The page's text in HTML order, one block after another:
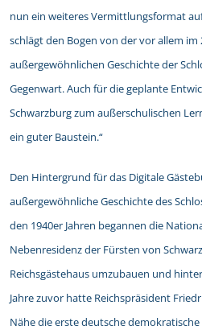
nun ein weiteres Vermittlungsformat
schlägt den Bogen von der vor allem im
außergewöhnlichen Geschichte der
Gegenwart. Auch für die geplante
Schwarzburg zum außerschulischen
ein guter Baustein.“
Den Hintergrund für das Digitale
außergewöhnliche Geschichte des
den 1940er Jahren begannen die
Nebenresidenz der Fürsten von
Reichsgästehaus umzubauen und
Jahre zuvor hatte Reichspräsident
Nähe die erste deutsche